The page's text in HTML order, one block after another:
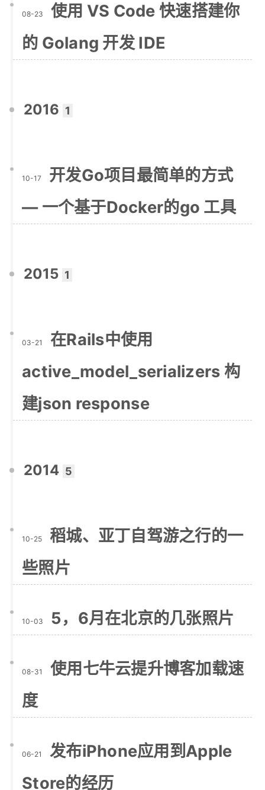
08-23
使用 VS Code 快速搭建你
的 Golang 开发 IDE
2016 1
10-17
开发Go项目最简单的方式
— 一个基于Docker的go 工具
2015 1
03-21
在Rails中使用
active_model_serializers 构
建json response
2014 5
10-25
稻城、亚丁自驾游之行的一
些照片
10-03 5，6月在北京的几张照片
08-31
使用七牛云提升博客加载速
度
06-21
发布iPhone应用到Apple
Store的经历